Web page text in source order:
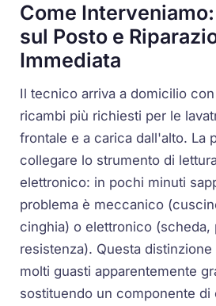
Come
sul Posto e
Immediata
Il tecnico arriva a domicilio
ricambi più richiesti per le
frontale e a carica dall'alto. La
collegare lo strumento di
elettronico: in pochi minuti
problema è meccanico
cinghia) o elettronico (scheda,
resistenza). Questa
molti guasti apparentemente
sostituendo un componente